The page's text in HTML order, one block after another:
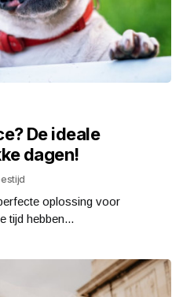
De ideale
dagen!
oplossing voor
tijd hebben...